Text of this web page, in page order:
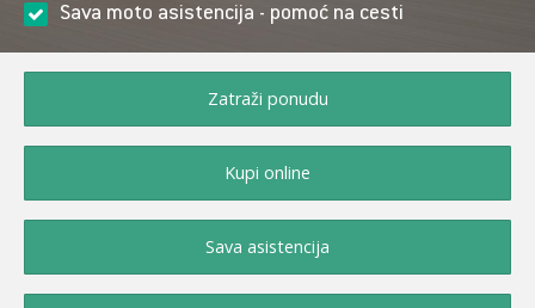
Sava moto asistencija - pomoć na cesti
Zatraži ponudu
Kupi online
Sava asistencija